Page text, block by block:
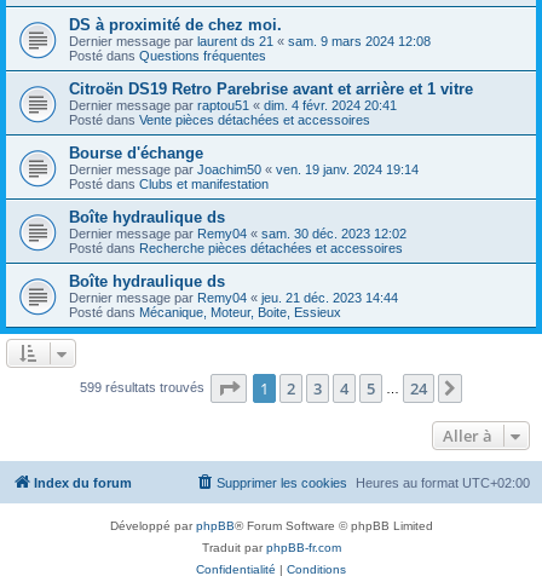
DS à proximité de chez moi.
Dernier message par laurent ds 21 « sam. 9 mars 2024 12:08
Posté dans Questions fréquentes
Citroën DS19 Retro Parebrise avant et arrière et 1 vitre
Dernier message par raptou51 « dim. 4 févr. 2024 20:41
Posté dans Vente pièces détachées et accessoires
Bourse d'échange
Dernier message par Joachim50 « ven. 19 janv. 2024 19:14
Posté dans Clubs et manifestation
Boîte hydraulique ds
Dernier message par Remy04 « sam. 30 déc. 2023 12:02
Posté dans Recherche pièces détachées et accessoires
Boîte hydraulique ds
Dernier message par Remy04 « jeu. 21 déc. 2023 14:44
Posté dans Mécanique, Moteur, Boite, Essieux
599 résultats trouvés Page 1sur24
1 2 3 4 5 24
Aller à
Index du forum Heures au format UTC+02:00
Supprimer les cookies
Développé parphpBB® Forum Software © phpBB Limited
Traduit parphpBB-fr.com
Confidentialité | Conditions